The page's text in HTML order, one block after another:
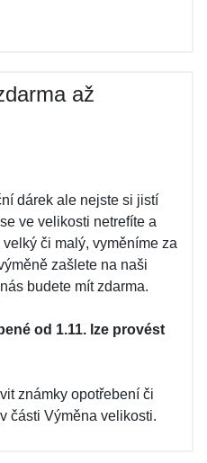
až
dárek ale nejste si jistí
ve velikosti netrefíte a
či malý, vyměníme za
zašlete na naši
budete mít zdarma.
od 1.11. lze provést
známky opotřebení či
části Výměna velikosti.